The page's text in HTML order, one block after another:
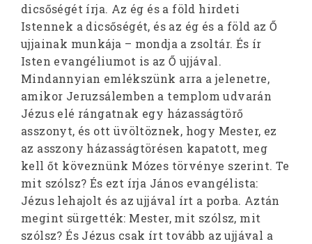
dicsőségét írja. Az ég és a föld hirdeti
Istennek a dicsőségét, és az ég és a föld az Ő
ujjainak munkája – mondja a zsoltár. És ír
Isten evangéliumot is az Ő ujjával.
Mindannyian emlékszünk arra a jelenetre,
amikor Jeruzsálemben a templom udvarán
Jézus elé rángatnak egy házasságtörő
asszonyt, és ott üvöltöznek, hogy Mester, ez
az asszony házasságtörésen kapatott, meg
kell őt köveznünk Mózes törvénye szerint. Te
mit szólsz? És ezt írja János evangélista:
Jézus lehajolt és az ujjával írt a porba. Aztán
megint sürgették: Mester, mit szólsz, mit
szólsz? És Jézus csak írt tovább az ujjával a